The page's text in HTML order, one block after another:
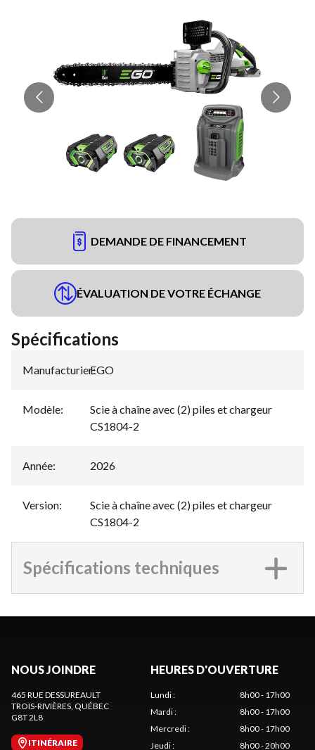
DEMANDE DE FINANCEMENT
ÉVALUATION DE VOTRE ÉCHANGE
Spécifications
Manufacturier:
EGO
Modèle:
Scie à chaîne avec (2) piles et chargeur
CS1804-2
Année: 2026
Version:
Scie à chaîne avec (2) piles et chargeur
CS1804-2
Spécifications techniques
NOUS JOINDRE
465 RUE DESSUREAULT
TROIS-RIVIÈRES, QUÉBEC
G8T 2L8
ITINÉRAIRE
HEURES D'OUVERTURE
Lundi:
8h00 - 17h00
Mardi:
8h00 - 17h00
Mercredi:
8h00 - 17h00
Jeudi: 8h00 - 20h00